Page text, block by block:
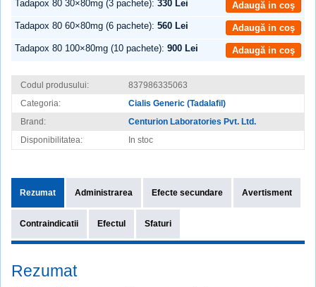
Tadapox 80 30×80mg (3 pachete): 330 Lei
Adaugă in coş
Tadapox 80 60×80mg (6 pachete): 560 Lei
Adaugă in coş
Tadapox 80 100×80mg (10 pachete): 900 Lei Adaugă in coş
Codul produsului:
837986335063
Categoria:
Cialis Generic (Tadalafil)
Brand:
Centurion Laboratories Pvt. Ltd.
Disponibilitatea:
In stoc
Rezumat Administrarea Efecte secundare Avertisment
Contraindicatii Efectul Sfaturi
Rezumat